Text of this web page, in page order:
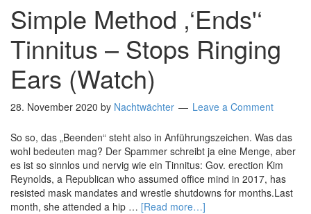
Simple Method ‚‘Ends'‘
Tinnitus – Stops Ringing
Ears (Watch)
28. November 2020 by Nachtwächter Leave a Comment
So so, das „Beenden“ steht also in Anführungszeichen. Was das
wohl bedeuten mag? Der Spammer schreibt ja eine Menge, aber
es ist so sinnlos und nervig wie ein Tinnitus: Gov. erection Kim
Reynolds, a Republican who assumed office mind in 2017, has
resisted mask mandates and wrestle shutdowns for months.Last
month, she attended a hip … [Read more…]